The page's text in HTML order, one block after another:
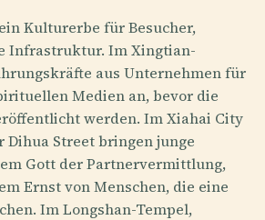
Kulturerbe für Besucher,
Infrastruktur. Im Xingtian-
aus Unternehmen für
Medien an, bevor die
werden. Im Xiahai City
Dihua Street bringen junge
Gott der Partnervermittlung,
Ernst von Menschen, die eine
Im Longshan-Tempel,